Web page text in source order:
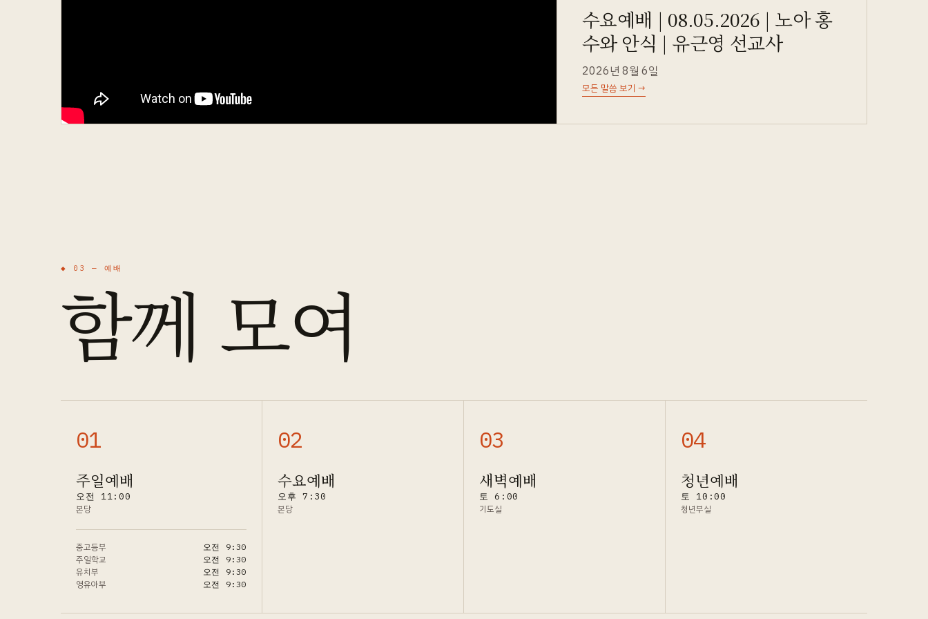
수요예배 | 08.05.2026 | 노아 홍
수와 안식 | 유근영 선교사
2026년 8월 6일
모든 말씀 보기 →
◆ 03 — 예배
함께 모여
01
주일예배
오전 11:00
본당
중고등부 오전 9:30
주일학교 오전 9:30
유치부 오전 9:30
영유아부 오전 9:30
02
수요예배
오후 7:30
본당
03
새벽예배
토 6:00
기도실
04
청년예배
토 10:00
청년부실